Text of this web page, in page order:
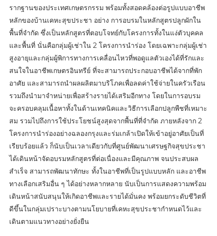
รากฐานของประเทศเกษตรกรรม พร้อมทั้งสอดคล้องต่อรูปแบบอาชีพ
หลักของบ้านเคหะสุขประชา อย่าง การอบรมในหลักสูตรปลูกผักใน
พื้นที่จำกัด ซึ่งเป็นหลักสูตรที่ตอบโจทย์กับโครงการทั้งในแง่ตัวบุคคล
และพื้นที่ นั่นคือกลุ่มผู้เช่าใน 2 โครงการนำร่อง โดยเฉพาะกลุ่มผู้เช่า
สูงอายุและกลุ่มผู้พิการทางการเคลื่อนไหวที่พอดูแลตัวเองได้ที่รักและ
สนใจในอาชีพเกษตรอินทรีย์ ที่จะสามารถประกอบอาชีพได้จากที่พัก
อาศัย และสามารถนำผลผลิตมาบริโภคเพื่อลดค่าใช้จ่ายในครัวเรือน
รวมถึงนำมาจำหน่ายเพื่อสร้างรายได้เสริมอีกทาง โดยในการอบรม
จะครอบคลุมเนื้อหาทั้งในด้านเทคนิคและวิธีการเลือกปลูกพืชที่เหมาะ
สม รวมไปถึงการใช้ประโยชน์สูงสุดจากพื้นที่ที่จำกัด ภายหลังจาก 2
โครงการนำร่องอย่างฉลองกรุงและร่มเกล้าเปิดให้เข้าอยู่อาศัยเป็นที่
เรียบร้อยแล้ว ก็นับเป็นเวลาเดียวกับที่ศูนย์พัฒนาเศรษฐกิจสุขประชา
ได้เดินหน้าจัดอบรมหลักสูตรที่ต่อเนื่องและมีคุณภาพ จนประสบผล
สำเร็จ สามารถพัฒนาทักษะ ทั้งในอาชีพที่เป็นรูปแบบหลัก และอาชีพ
ทางเลือกเสริมอื่น ๆ ได้อย่างหลากหลาย นับเป็นการแสดงความพร้อม
เดินหน้าสนับสนุนให้เกิดอาชีพและรายได้มั่นคง พร้อมยกระดับชีวิตที่
ดีขึ้นในกลุ่มเปราะบางตามนโยบายที่เคหะสุขประชากำหนดไว้และ
เดินตามแนวทางอย่างยั่งยืน